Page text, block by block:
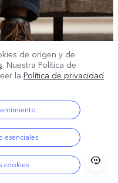
de origen y de
. Nuestra Política de
la Política de privacidad
esenciales
cookies